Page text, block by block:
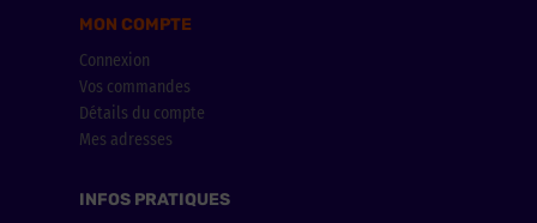
MON COMPTE
Connexion
Vos commandes
Détails du compte
Mes adresses
INFOS PRATIQUES